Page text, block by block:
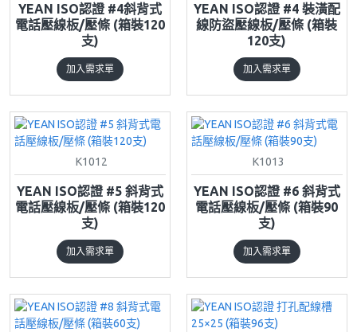
YEAN ISO認證 #4斜背式
電話壓線板/壓條 (箱裝120
支)
加入需求單
YEAN ISO認證 #4 裝潢配
線防盜壓線板/壓條 (箱裝
120支)
加入需求單
K1012
YEAN ISO認證 #5 斜背式
電話壓線板/壓條 (箱裝120
支)
加入需求單
K1013
YEAN ISO認證 #6 斜背式
電話壓線板/壓條 (箱裝90
支)
加入需求單